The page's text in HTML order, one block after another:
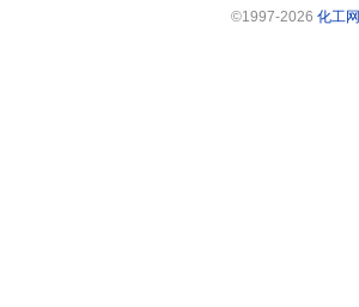
©1997-2026 化工网